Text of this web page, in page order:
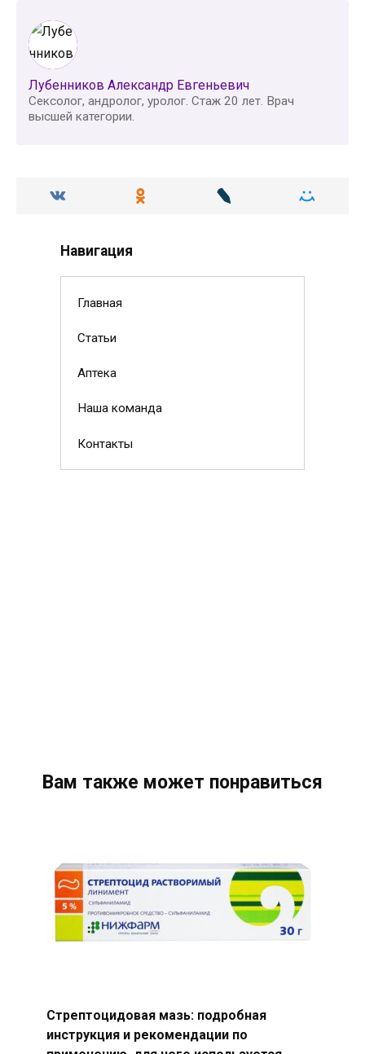
Лубенников Александр Евгеньевич
Сексолог, андролог, уролог. Стаж 20 лет. Врач
высшей категории.
Навигация
Главная
Статьи
Аптека
Наша команда
Контакты
Вам также может понравиться
Стрептоцидовая мазь: подробная
инструкция и рекомендации по